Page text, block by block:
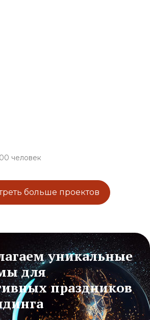
человек
больше проектов
уникальные
для
праздников